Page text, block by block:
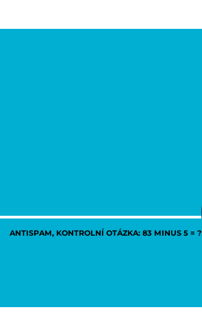
ANTISPAM, KONTROLNÍ OTÁZKA: 83 MINUS 5 = ?